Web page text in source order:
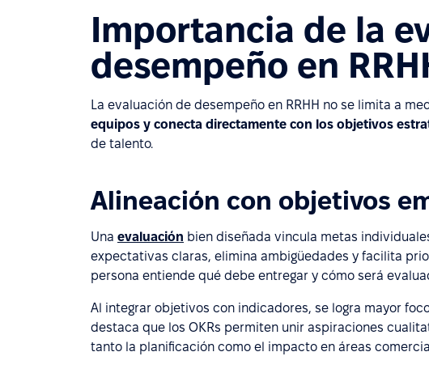
Importancia de la
desempeño en
La evaluación de desempeño en RRHH no se limita a
equipos y conecta directamente con los objetivos
de talento.
Alineación con objetivos
Una evaluación bien diseñada vincula metas
expectativas claras, elimina ambigüedades y facilita
persona entiende qué debe entregar y cómo será
Al integrar objetivos con indicadores, se logra mayor
destaca que los OKRs permiten unir aspiraciones
tanto la planificación como el impacto en áreas